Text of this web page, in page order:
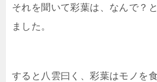
それを聞いて彩葉は、なんで？
ました。
すると八雲曰く、彩葉はモノを